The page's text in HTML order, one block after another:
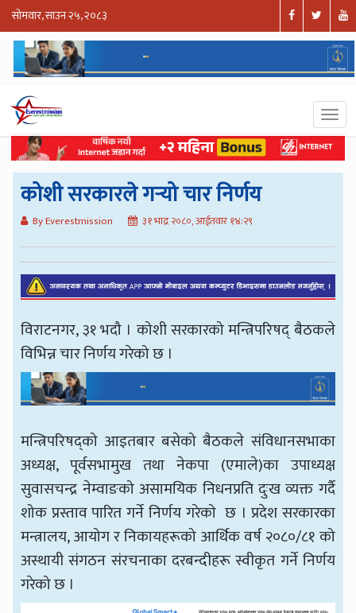
सोमवार, साउन २५, २०८३
कोशी सरकारले गर्‍यो चार निर्णय
By Everestmission ३१ भाद्र २०८०, आईतवार १४:२९
विराटनगर, ३१ भदौ । कोशी सरकारको मन्त्रिपरिषद् बैठकले
विभिन्न चार निर्णय गरेको छ ।
मन्त्रिपरिषद्को आइतबार बसेको बैठकले संविधानसभाका
अध्यक्ष, पूर्वसभामुख तथा नेकपा (एमाले)का उपाध्यक्ष
सुवासचन्द्र नेम्वाङको असामयिक निधनप्रति दुःख व्यक्त गर्दै
शोक प्रस्ताव पारित गर्ने निर्णय गरेको छ । प्रदेश सरकारका
मन्त्रालय, आयोग र निकायहरूको आर्थिक वर्ष २०८०/८१ को
अस्थायी संगठन संरचनाका दरबन्दीहरू स्वीकृत गर्ने निर्णय
गरेको छ ।